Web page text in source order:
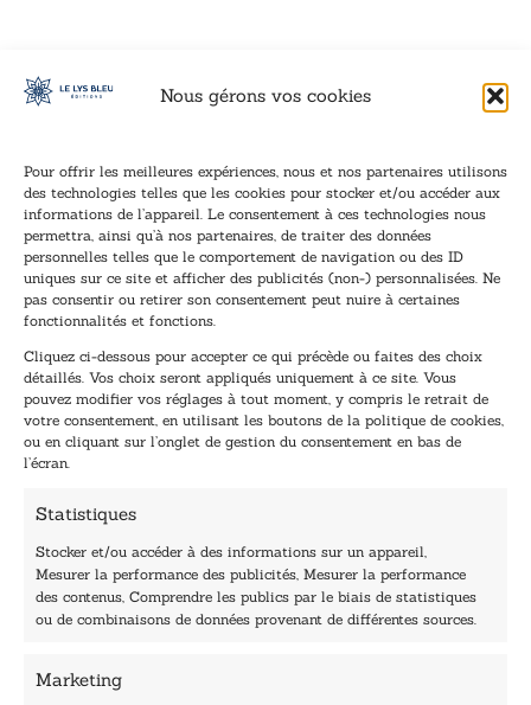
Nous gérons vos cookies
Pour offrir les meilleures expériences, nous et nos partenaires utilisons
des technologies telles que les cookies pour stocker et/ou accéder aux
informations de l’appareil. Le consentement à ces technologies nous
permettra, ainsi qu’à nos partenaires, de traiter des données
personnelles telles que le comportement de navigation ou des ID
uniques sur ce site et afficher des publicités (non-) personnalisées. Ne
pas consentir ou retirer son consentement peut nuire à certaines
fonctionnalités et fonctions.
Cliquez ci-dessous pour accepter ce qui précède ou faites des choix
détaillés. Vos choix seront appliqués uniquement à ce site. Vous
pouvez modifier vos réglages à tout moment, y compris le retrait de
votre consentement, en utilisant les boutons de la politique de cookies,
ou en cliquant sur l’onglet de gestion du consentement en bas de
l’écran.
Statistiques
Stocker et/ou accéder à des informations sur un appareil,
Mesurer la performance des publicités, Mesurer la performance
des contenus, Comprendre les publics par le biais de statistiques
ou de combinaisons de données provenant de différentes sources.
Marketing
Inscription à la newsletter
Inscrivez-vous à notre newsletter et recevez nos
dernières nouvelles.
m
a
i
l
*
a
i
l
E
m
a
i
l
*
TENEZ-MOI AU COURANT !
40, rue du Louvre 75001 Paris
Horaires du standard